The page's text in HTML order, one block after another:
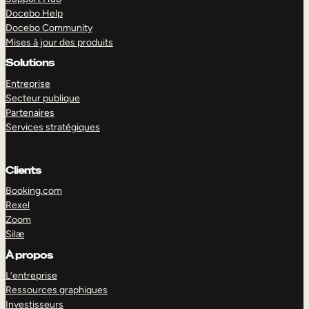
Docebo Help
Docebo Community
Mises à jour des produits
Solutions
Entreprise
Secteur publique
Partenaires
Services stratégiques
Clients
Booking.com
Rexel
Zoom
Silæ
À propos
L’entreprise
Ressources graphiques
Investisseurs